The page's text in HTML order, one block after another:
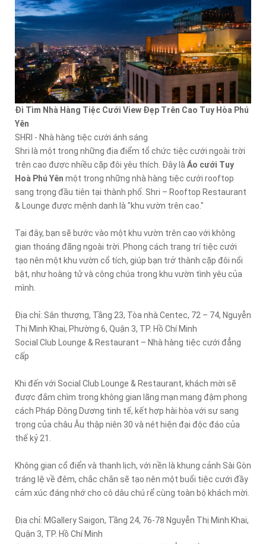
Đi Tìm Nhà Hàng Tiệc Cưới View Đẹp Trên Cao Tuy Hòa Phú
Yên
SHRI - Nhà hàng tiệc cưới ánh sáng
Shri là một trong những địa điểm tổ chức tiệc cưới ngoài trời
trên cao được nhiều cặp đôi yêu thích. Đây là Áo cưới Tuy
Hoà Phú Yên một trong những nhà hàng tiệc cưới rooftop
sang trọng đầu tiên tại thành phố. Shri – Rooftop Restaurant
& Lounge được mệnh danh là "khu vườn trên cao."
Tại đây, bạn sẽ bước vào một khu vườn trên cao với không
gian thoáng đãng ngoài trời. Phong cách trang trí tiệc cưới
tạo nên một khu vườn cổ tích, giúp bạn trở thành cặp đôi nổi
bật, như hoàng tử và công chúa trong khu vườn tình yêu của
mình.
Địa chỉ: Sân thượng, Tầng 23, Tòa nhà Centec, 72 – 74, Nguyễn
Thị Minh Khai, Phường 6, Quận 3, TP. Hồ Chí Minh
Social Club Lounge & Restaurant – Nhà hàng tiệc cưới đẳng
cấp
Khi đến với Social Club Lounge & Restaurant, khách mời sẽ
được đắm chìm trong không gian lãng mạn mang đậm phong
cách Pháp Đông Dương tinh tế, kết hợp hài hòa với sự sang
trọng của châu Âu thập niên 30 và nét hiện đại độc đáo của
thế kỷ 21.
Không gian cổ điển và thanh lịch, với nền là khung cảnh Sài Gòn
tráng lệ về đêm, chắc chắn sẽ tạo nên một buổi tiệc cưới đầy
cảm xúc đáng nhớ cho cô dâu chú rể cùng toàn bộ khách mời.
Địa chỉ: MGallery Saigon, Tầng 24, 76-78 Nguyễn Thị Minh Khai,
Quận 3, TP. Hồ Chí Minh